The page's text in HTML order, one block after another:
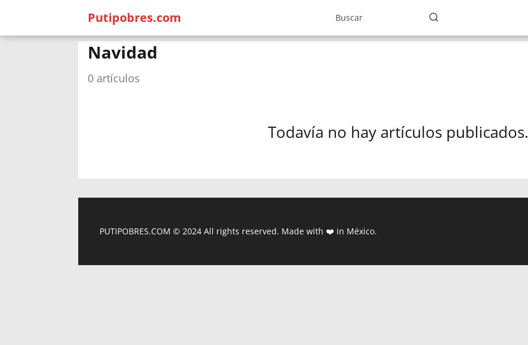
Putipobres.com
Navidad
0 artículos
Todavía no hay artículos publicados.
PUTIPOBRES.COM © 2024 All rights reserved. Made with ❤️ in México.